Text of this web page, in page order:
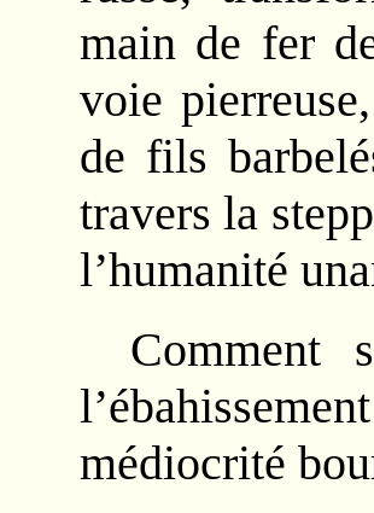
main de fer
voie
de fils
travers la
l’humanité
Comment
médiocrité